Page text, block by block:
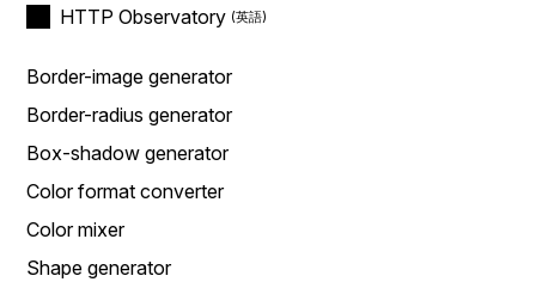
HTTP Observatory
Border-image generator
Border-radius generator
Box-shadow generator
Color format converter
Color mixer
Shape generator